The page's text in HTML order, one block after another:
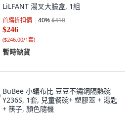
LiLFANT 湯叉大臉盒, 1組
首購折扣價 40%$410
$246
($246.00/1套)
暫時缺貨
BuBee 小蟻布比 豆豆不鏽鋼隔熱碗
Y236S, 1套, 兒童餐碗+ 塑膠蓋 + 湯匙
+ 筷子, 顏色隨機